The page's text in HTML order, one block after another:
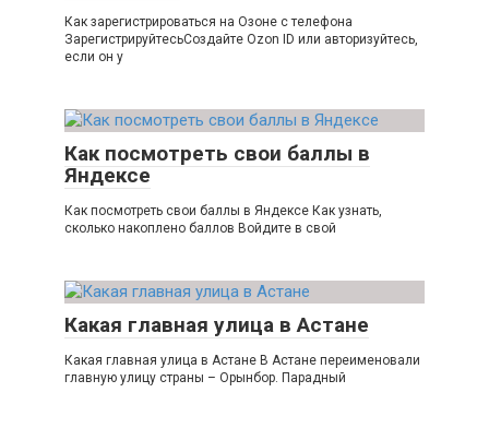
Как зарегистрироваться на Озоне с телефона
ЗарегистрируйтесьСоздайте Ozon ID или авторизуйтесь,
если он у
Как посмотреть свои баллы в
Яндексе
Как посмотреть свои баллы в Яндексе Как узнать,
сколько накоплено баллов Войдите в свой
Какая главная улица в Астане
Какая главная улица в Астане В Астане переименовали
главную улицу страны – Орынбор. Парадный